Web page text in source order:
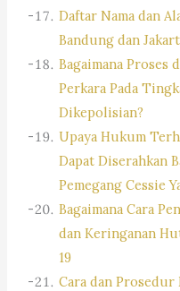
Daftar Nama dan
Bandung dan
Bagaimana Proses
Perkara Pada
Dikepolisian?
Upaya Hukum
Dapat Diserahkan
Pemegang Cessie
Bagaimana Cara
dan Keringanan
19
Cara dan